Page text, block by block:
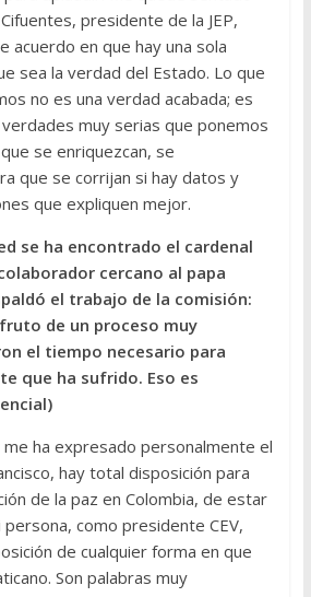
presidente de la JEP,
acuerdo en que hay una sola
sea la verdad del Estado. Lo que
no es una verdad acabada; es
muy serias que ponemos
se enriquezcan, se
que se corrijan si hay datos y
que expliquen mejor.
se ha encontrado el cardenal
cercano al papa
el trabajo de la comisión:
de un proceso muy
el tiempo necesario para
que ha sufrido. Eso es
me ha expresado personalmente el
hay total disposición para
de la paz en Colombia, de estar
como presidente CEV,
de cualquier forma en que
Son palabras muy